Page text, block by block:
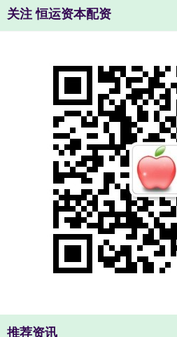
关注 恒运资本配资
推荐资讯